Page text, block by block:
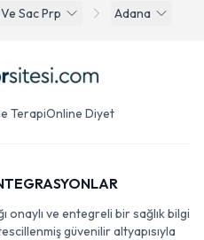
Sac Prp Adana
TerapiOnline Diyet
onaylı ve entegreli bir sağlık bilgi
güvenilir altyapısıyla